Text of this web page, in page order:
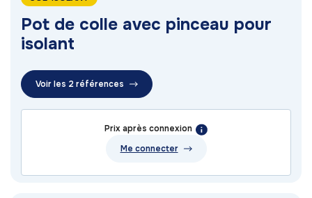
Pot de colle avec pinceau pour
isolant
Voir les 2 références
Prix après connexion
Me connecter